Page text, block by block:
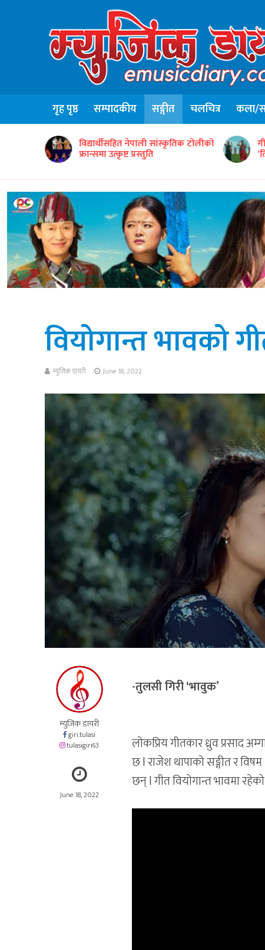
गृह पृष्ठ सम्पादकीय सङ्गीत चलचित्र कला/
विद्यार्थीसहित नेपाली सांस्कृतिक टोलीको
फ्रान्समा उत्कृष्ट प्रस्तुति
वियोगान्त भावको
म्युजिक डायरी June 18, 2022
म्युजिक डायरी
giri.tulasi
tulasigiri63
June 18, 2022
-तुलसी गिरी ‘भावुक’
लोकप्रिय गीतकार ध्रुव प्रसाद
छ l राजेश थापाको सङ्गीत र
छन् l गीत वियोगान्त भावमा